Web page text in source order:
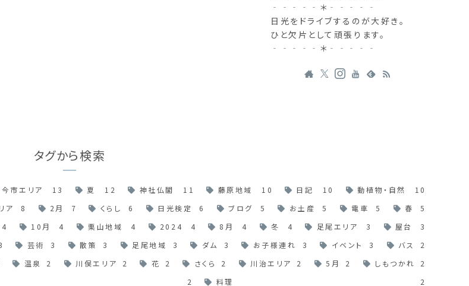
‐‐‐‐‐＊‐‐‐‐‐
日光をドライブするのが大好き。
ひと欠片として頑張ります。
‐‐‐‐‐＊‐‐‐‐‐
タグから検索
今市エリア 13 夏 12 神社仏閣 11 藤原地域 10 日記 10 動植物・自然
10
ア 8 2月 7 くらし 6 日光検定 6 ブログ 5 お土産 5 電車 5 春
5
4 10月 4 栗山地域 4 2024 4 8月 4 冬 4 足尾エリア 3 屋台
3
芸術 3 散策 3 足尾地域 3 ダム 3 お子様連れ 3 イベント 3 バス
2
温泉 2 川俣エリア 2 花 2 さくら 2 川治エリア 2 5月 2 しもつかれ
2
2 料理 2